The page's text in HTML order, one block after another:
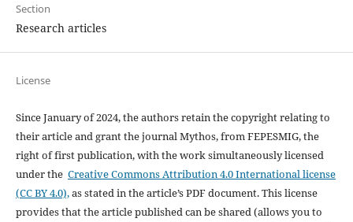
Section
Research articles
License
Since January of 2024, the authors retain the copyright relating to
their article and grant the journal Mythos, from FEPESMIG, the
right of first publication, with the work simultaneously licensed
under the Creative Commons Attribution 4.0 International license
(CC BY 4.0),as stated in the article’s PDF document. This license
provides that the article published can be shared (allows you to